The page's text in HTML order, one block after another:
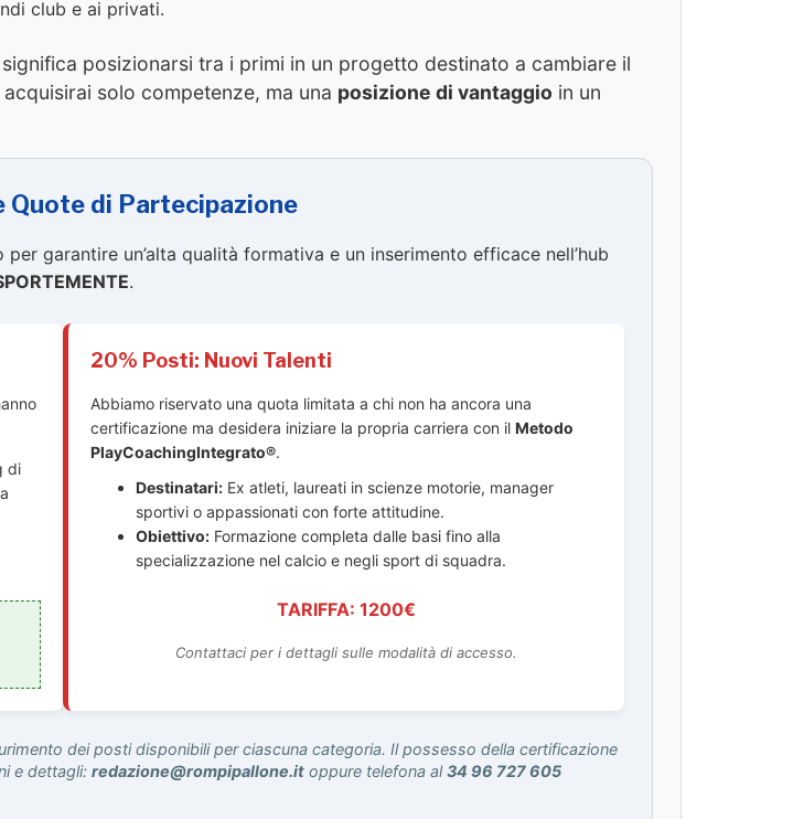
club e ai privati.
posizionarsi tra i primi in un progetto destinato a cambiare il
solo competenze, ma una posizione di vantaggio in un
Quote di Partecipazione
garantire un’alta qualità formativa e un inserimento efficace nell’hub
.
di
20% Posti: Nuovi Talenti
Abbiamo riservato una quota limitata a chi non ha ancora una
certificazione ma desidera iniziare la propria carriera con il Metodo
PlayCoachingIntegrato®.
Destinatari: Ex atleti, laureati in scienze motorie, manager
sportivi o appassionati con forte attitudine.
Obiettivo: Formazione completa dalle basi fino alla
specializzazione nel calcio e negli sport di squadra.
TARIFFA: 1200€
Contattaci per i dettagli sulle modalità di accesso.
dei posti disponibili per ciascuna categoria. Il possesso della certificazione
e dettagli: redazione@rompipallone.itoppure telefona al34 96 727 605